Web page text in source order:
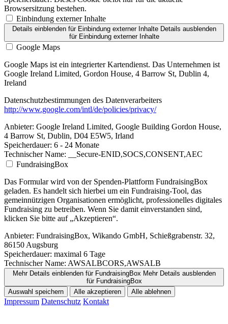
Browsersitzung bestehen.
Einbindung externer Inhalte
Details einblendenfür Einbindung externer Inhalte Details ausblenden
für Einbindung externer Inhalte
Google Maps
Google Maps ist ein integrierter Kartendienst. Das Unternehmen ist
Google Ireland Limited, Gordon House, 4 Barrow St, Dublin 4,
Ireland
Datenschutzbestimmungen des Datenverarbeiters
http://www.google.com/intl/de/policies/privacy/
Anbieter: Google Ireland Limited, Google Building Gordon House,
4 Barrow St, Dublin, D04 E5W5, Irland
Speicherdauer: 6 - 24 Monate
Technischer Name: __Secure-ENID,SOCS,CONSENT,AEC
FundraisingBox
Das Formular wird von der Spenden-Plattform FundraisingBox
geladen. Es handelt sich hierbei um ein Fundraising-Tool, das
gemeinnützigen Organisationen ermöglicht, professionelles digitales
Fundraising zu betreiben. Wenn Sie damit einverstanden sind,
klicken Sie bitte auf „Akzeptieren“.
Anbieter: FundraisingBox, Wikando GmbH, Schießgrabenstr. 32,
86150 Augsburg
Speicherdauer: maximal 6 Tage
Technischer Name: AWSALBCORS,AWSALB
Mehr Details einblendenfür FundraisingBox Mehr Details ausblenden
für FundraisingBox
Auswahl speichern
Alle akzeptieren Alle ablehnen
Impressum Datenschutz Kontakt